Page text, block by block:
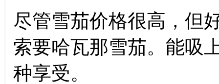
尽管雪茄价格很高，但
索要哈瓦那雪茄。能吸
种享受。